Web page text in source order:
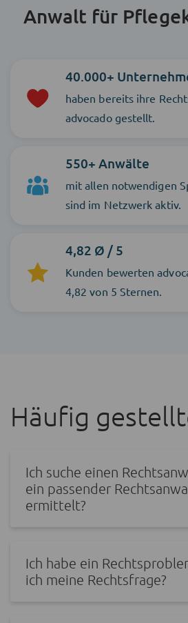
Anwalt für
40.000+
haben bereits ihre
advocado gestellt.
550+ Anwälte
mit allen notwendigen
sind im Netzwerk aktiv.
4,82 Ø / 5
Kunden bewerten
4,82 von 5 Sternen.
Häufig
Ich suche einen
ein passender
ermittelt?
Ich habe ein
ich meine Rechtsfrage?